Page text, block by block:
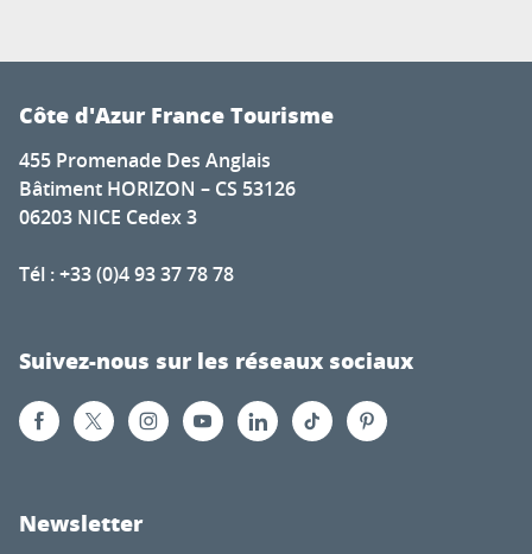
Côte d'Azur France Tourisme
455 Promenade Des Anglais
Bâtiment HORIZON – CS 53126
06203 NICE Cedex 3
Tél : +33 (0)4 93 37 78 78
Suivez-nous sur les réseaux sociaux
Newsletter